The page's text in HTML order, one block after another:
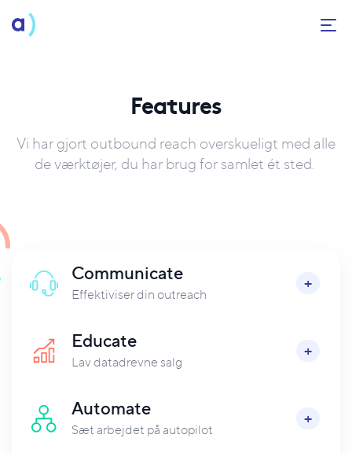
Features
Vi har gjort outbound reach overskueligt med alle
de værktøjer, du har brug for samlet ét sted.
Communicate
Effektiviser din outreach
Educate
Lav datadrevne salg
Automate
Sæt arbejdet på autopilot